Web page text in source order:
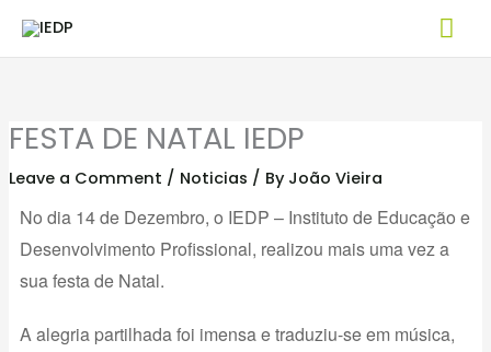
FESTA DE NATAL IEDP
Leave a Comment / Noticias / By João Vieira
No dia 14 de Dezembro, o IEDP – Instituto de Educação e
Desenvolvimento Profissional, realizou mais uma vez a
sua festa de Natal.
A alegria partilhada foi imensa e traduziu-se em música,